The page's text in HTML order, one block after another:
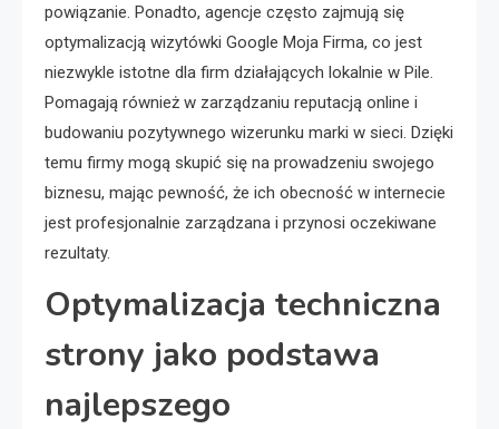
powiązanie. Ponadto, agencje często zajmują się
optymalizacją wizytówki Google Moja Firma, co jest
niezwykle istotne dla firm działających lokalnie w Pile.
Pomagają również w zarządzaniu reputacją online i
budowaniu pozytywnego wizerunku marki w sieci. Dzięki
temu firmy mogą skupić się na prowadzeniu swojego
biznesu, mając pewność, że ich obecność w internecie
jest profesjonalnie zarządzana i przynosi oczekiwane
rezultaty.
Optymalizacja techniczna
strony jako podstawa
najlepszego